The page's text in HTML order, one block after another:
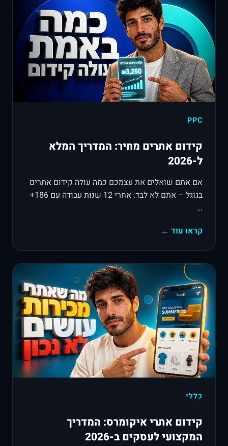
PPC
קידום אתרים מחיר: המדריך המלא
ל-2026
אם אתם שואלים את עצמכם כמה עולה קידום אתרים
בגוגל – אתם לא לבד. אחרי 12 שנות עבודה עם 186+
…
קראו עוד ←
כללי
קידום אתרי איקומרס: המדריך
המקצועי לעסקים ב-2026